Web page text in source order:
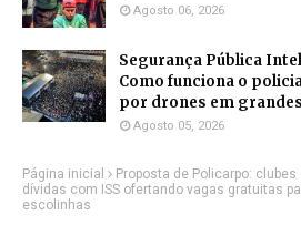
Agosto 06, 2026
Segurança Pública
Como funciona o
por drones em
Agosto 05, 2026
Página inicial
Proposta de Policarpo:
dívidas com ISS ofertando vagas gratuitas
escolinhas